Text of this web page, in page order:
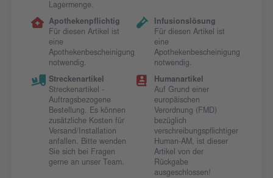
Lagermenge.
Apothekenpflichtig
Für diesen Artikel ist
eine
Apothekenbescheinigung
notwendig.
Infusionslösung
Für diesen Artikel ist
eine
Apothekenbescheinigung
notwendig.
Streckenartikel
Streckenartikel -
Auftragsbezogene
Bestellung. Es können
zusätzliche Kosten für
Versand/Installation
anfallen. Bitte wenden
Sie sich bei Fragen
gerne an unser Team.
Humanartikel
Auf Grund einer
europäischen
Verordnung (FMD)
bezüglich
verschreibungspflichtiger
Human-AM, ist dieser
Artikel von der
Rückgabe
ausgeschlossen!